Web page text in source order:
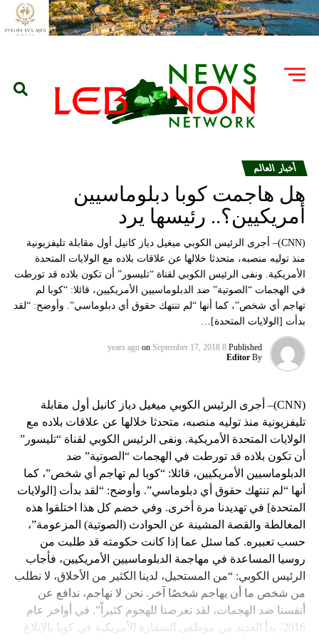
أخبار العالم
هل هاجمت كوبا دبلوماسيين
أمريكيين؟.. رئيسها يرد
(CNN)– أجرى الرئيس الكوبي ميغيل دياز كانيل أول مقابلة تليفزيونية
منذ توليه منصبه، متحدثا خلالها عن علاقات بلاده مع الولايات المتحدة
الأمريكية. ونفى الرئيس الكوبي لقناة “تليسور” أن تكون بلاده قد تورطت
في الهجمات “الصوتية” ضد الدبلوماسيين الأمريكيين، قائلا: “كوبا لم
تهاجم أي شخص”، كما أنها “لم تنتهك حقوق أي دبلوماسي”. وأوضح: “لقد
بدأت [الولايات المتحدة]…
Published
8 years ago
on September 17, 2018
By
Editor
(CNN)– أجرى الرئيس الكوبي ميغيل دياز كانيل أول مقابلة
تليفزيونية منذ توليه منصبه، متحدثا خلالها عن علاقات بلاده مع
الولايات المتحدة الأمريكية. ونفى الرئيس الكوبي لقناة “تليسور”
أن تكون بلاده قد تورطت في الهجمات “الصوتية” ضد
الدبلوماسيين الأمريكيين، قائلا: “كوبا لم تهاجم أي شخص”، كما
أنها “لم تنتهك حقوق أي دبلوماسي”. وأوضح: “لقد بدأت [الولايات
المتحدة] في تهديدنا مرة أخرى. وفي خضم كل هذا اختلقوا هذه
المغالطة والقصة المشينة عن الحوادث (الصوتية) المزعومة”،
حسب تعبيره. كما سئل عما إذا كانت حكومته قد طلبت من
روسيا المساعدة في مهاجمة الدبلوماسيين الأمريكيين، فأجاب
الرئيس الكوبي: “من المستحيل، لدينا الكثير من الأخلاق، لا نطلب
من شخص ما أن يهاجم شخصًا آخر. نحن لا نهاجم، ندافع عن
أنفسنا ضد الهجمات، لقد تعرضنا للهجوم كثيراً”. في أواخر عام
2016، بدأ العديد من موظفي السفارة الأمريكية في كوبا بالإبلاغ